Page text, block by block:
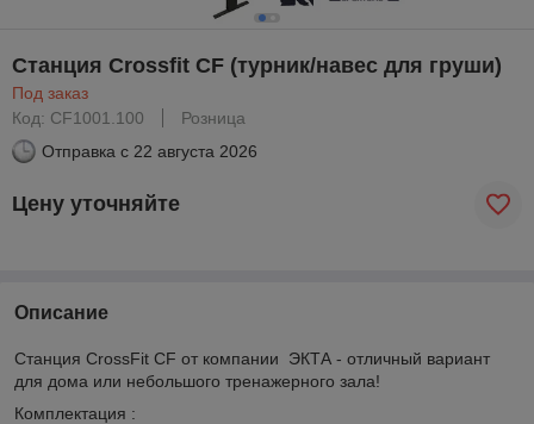
Станция Crossfit CF (турник/навес для груши)
Под заказ
Код: CF1001.100
Розница
Отправка с 22 августа 2026
Цену уточняйте
Описание
Станция CrossFit CF от компании ЭКТА - отличный вариант
для дома или небольшого тренажерного зала!
Комплектация :